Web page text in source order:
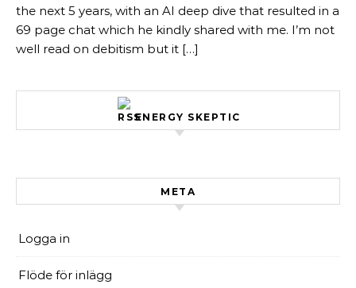
the next 5 years, with an AI deep dive that resulted in a
69 page chat which he kindly shared with me. I’m not
well read on debitism but it […]
ENERGY SKEPTIC
META
Logga in
Flöde för inlägg